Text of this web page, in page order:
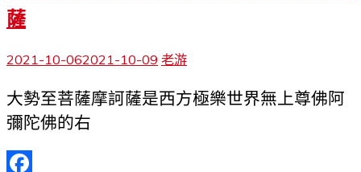
薩
2021-10-062021-10-09 老游
大勢至菩薩摩訶薩是西方極樂世界無上尊佛阿
彌陀佛的右